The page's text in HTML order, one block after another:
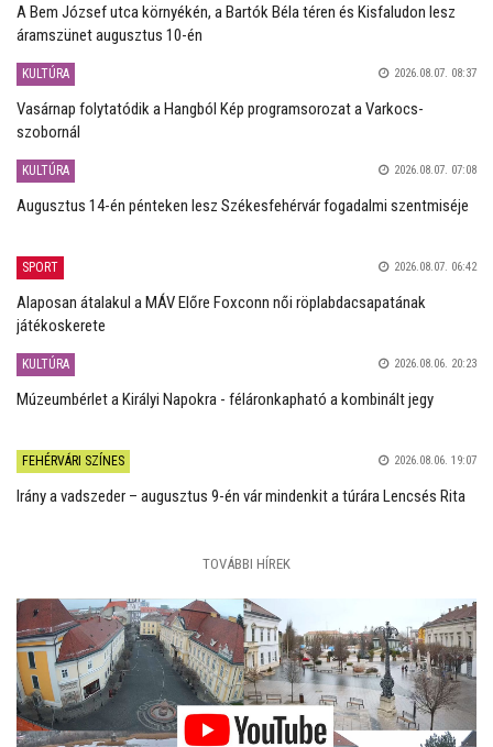
A Bem József utca környékén, a Bartók Béla téren és Kisfaludon lesz
áramszünet augusztus 10-én
KULTÚRA 2026.08.07. 08:37
Vasárnap folytatódik a Hangból Kép programsorozat a Varkocs-
szobornál
KULTÚRA 2026.08.07. 07:08
Augusztus 14-én pénteken lesz Székesfehérvár fogadalmi szentmiséje
SPORT 2026.08.07. 06:42
Alaposan átalakul a MÁV Előre Foxconn női röplabdacsapatának
játékoskerete
KULTÚRA 2026.08.06. 20:23
Múzeumbérlet a Királyi Napokra - féláronkapható a kombinált jegy
FEHÉRVÁRI SZÍNES 2026.08.06. 19:07
Irány a vadszeder – augusztus 9-én vár mindenkit a túrára Lencsés Rita
TOVÁBBI HÍREK